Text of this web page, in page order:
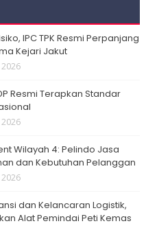
IPC TPK Resmi Perpanjang
Kejari Jakut
Resmi Terapkan Standar
Wilayah 4: Pelindo Jasa
dan Kebutuhan Pelanggan
dan Kelancaran Logistik,
Alat Pemindai Peti Kemas